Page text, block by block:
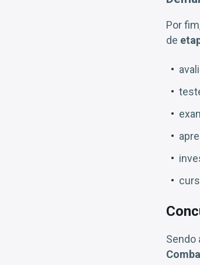
Por
de
Sendo